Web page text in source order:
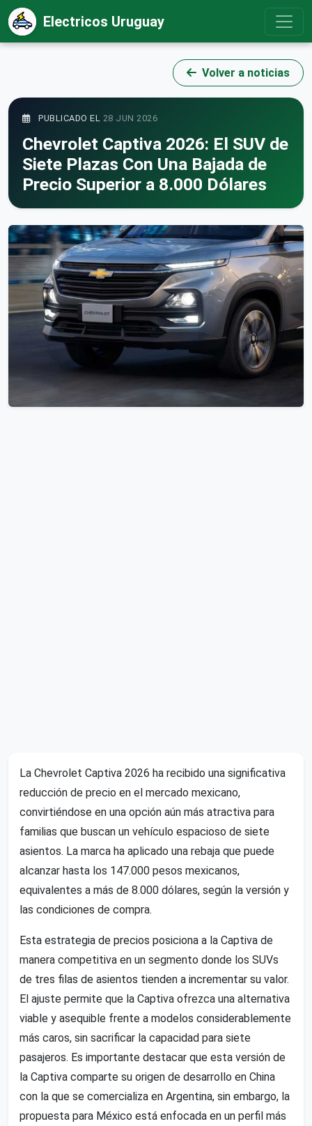
Electricos Uruguay
Volver a noticias
PUBLICADO EL 28 JUN 2026
Chevrolet Captiva 2026: El SUV de
Siete Plazas Con Una Bajada de
Precio Superior a 8.000 Dólares
La Chevrolet Captiva 2026 ha recibido una significativa
reducción de precio en el mercado mexicano,
convirtiéndose en una opción aún más atractiva para
familias que buscan un vehículo espacioso de siete
asientos. La marca ha aplicado una rebaja que puede
alcanzar hasta los 147.000 pesos mexicanos,
equivalentes a más de 8.000 dólares, según la versión y
las condiciones de compra.
Esta estrategia de precios posiciona a la Captiva de
manera competitiva en un segmento donde los SUVs
de tres filas de asientos tienden a incrementar su valor.
El ajuste permite que la Captiva ofrezca una alternativa
viable y asequible frente a modelos considerablemente
más caros, sin sacrificar la capacidad para siete
pasajeros. Es importante destacar que esta versión de
la Captiva comparte su origen de desarrollo en China
con la que se comercializa en Argentina, sin embargo, la
propuesta para México está enfocada en un perfil más